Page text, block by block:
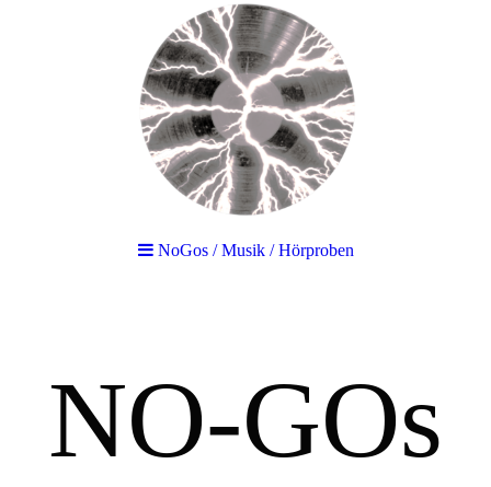
NoGos / Musik / Hörproben
NO-GOs